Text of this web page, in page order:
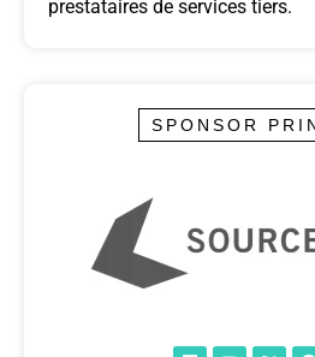
prestataires de services tiers.
SPONSOR